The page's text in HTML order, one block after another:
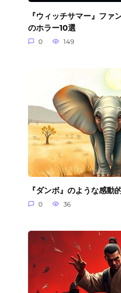
『ウィッチサマー』ファ
のホラー10選
0 149
『ダンボ』のような感動
0 36